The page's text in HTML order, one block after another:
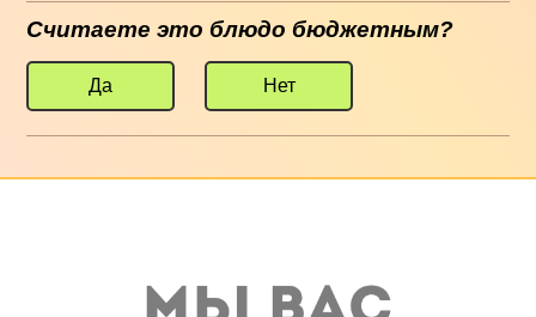
Считаете это блюдо бюджетным?
Да Нет